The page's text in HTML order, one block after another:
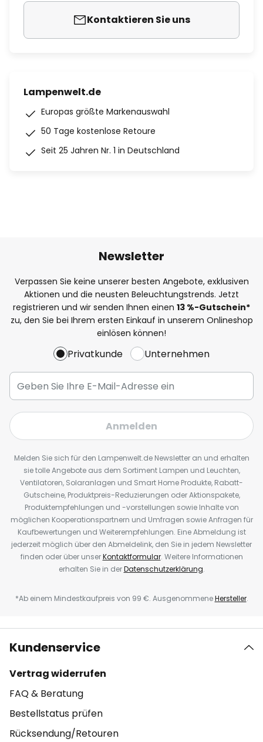
Kontaktieren Sie uns
Lampenwelt.de
Europas größte Markenauswahl
50 Tage kostenlose Retoure
Seit 25 Jahren Nr. 1 in Deutschland
Newsletter
Verpassen Sie keine unserer besten Angebote, exklusiven
Aktionen und die neusten Beleuchtungstrends. Jetzt
registrieren und wir senden Ihnen einen 13 %-Gutschein*
zu, den Sie bei Ihrem ersten Einkauf in unserem Onlineshop
einlösen können!
Privatkunde Unternehmen
Anmelden
Melden Sie sich für den Lampenwelt.de Newsletter an und erhalten
sie tolle Angebote aus dem Sortiment Lampen und Leuchten,
Ventilatoren, Solaranlagen und Smart Home Produkte, Rabatt-
Gutscheine, Produktpreis-Reduzierungen oder Aktionspakete,
Produktempfehlungen und -vorstellungen sowie Inhalte von
möglichen Kooperationspartnern und Umfragen sowie Anfragen für
Kaufbewertungen und Weiterempfehlungen. Eine Abmeldung ist
jederzeit möglich über den Abmeldelink, den Sie in jedem Newsletter
finden oder über unserKontaktformular. Weitere Informationen
erhalten Sie in derDatenschutzerklärung.
*Ab einem Mindestkaufpreis von 99 €. AusgenommeneHersteller.
Kundenservice
Vertrag widerrufen
FAQ & Beratung
Bestellstatus prüfen
Rücksendung/Retouren